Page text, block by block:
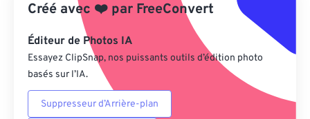
Enregistrer comme préréglage
Créé avec ❤️ par FreeConvert
Éditeur de Photos IA
Essayez ClipSnap, nos puissants outils d’édition photo
basés sur l’IA.
Suppresseur d’Arrière-plan